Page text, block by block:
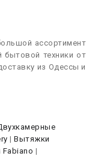
ассортимент
бытовой техники от
из Одессы и
| Вытяжки
|